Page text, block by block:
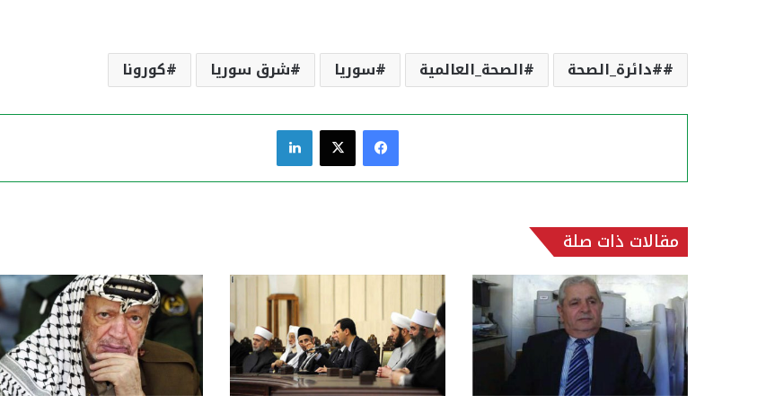
#دائرة_الصحة الصحة_العالمية سوريا شرق سوريا كورونا
فيسبوك
مقالات ذات صلة